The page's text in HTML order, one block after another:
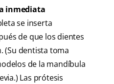
inmediata
se inserta
de que los dientes
(Su dentista toma
de la mandíbula
Las prótesis